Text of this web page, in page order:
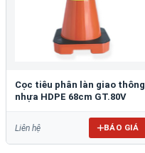
Cọc tiêu phân làn giao thông
nhựa HDPE 68cm GT.80V
Liên hệ BÁO GIÁ